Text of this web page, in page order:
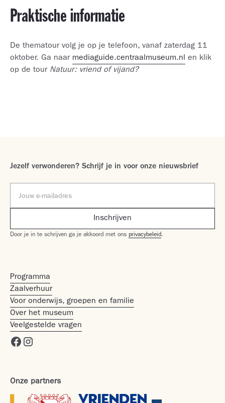
Praktische informatie
De thematour volg je op je telefoon, vanaf zaterdag 11
oktober. Ga naar mediaguide.centraalmuseum.nl en klik
op de tour Natuur: vriend of vijand?
Programma
Zaalverhuur
Voor onderwijs, groepen en familie
Over het museum
Veelgestelde vragen
Onze partners
Jezelf verwonderen? Schrijf je in voor onze nieuwsbrief
Door je in te schrijven ga je akkoord met ons privacybeleid.